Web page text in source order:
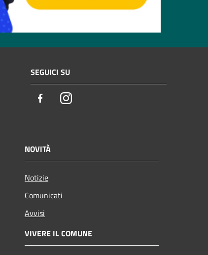
SEGUICI SU
FacebookInstagram
NOVITÀ
Notizie
Comunicati
Avvisi
VIVERE IL COMUNE